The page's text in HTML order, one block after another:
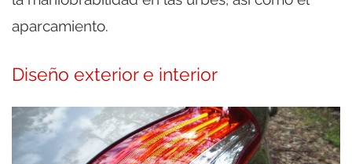
aparcamiento.
Diseño exterior e interior